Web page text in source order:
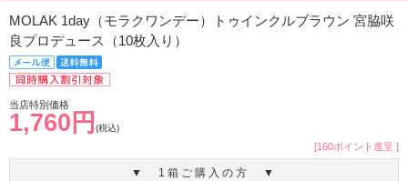
MOLAK 1day（モラクワンデー）トゥインクルブラウン 宮脇咲
良プロデュース（10枚入り）
当店特別価格
1,760円 (税込)
[160ポイント進呈 ]
▼ 1箱ご購入の方 ▼